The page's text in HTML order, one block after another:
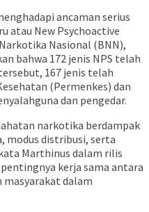
ancaman serius
atau New Psychoactive
Nasional (BNN),
bahwa 172 jenis NPS telah
167 jenis telah
(Permenkes) dan
dan pengedar.
narkotika berdampak
modus distribusi, serta
Marthinus dalam rilis
kerja sama antara
masyarakat dalam